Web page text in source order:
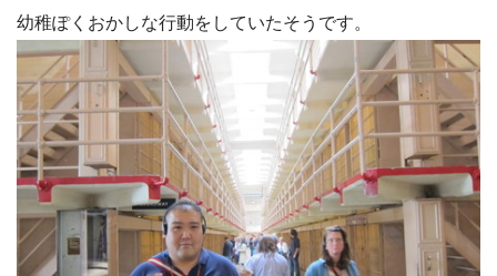
幼稚ぽくおかしな行動をしていたそうです。